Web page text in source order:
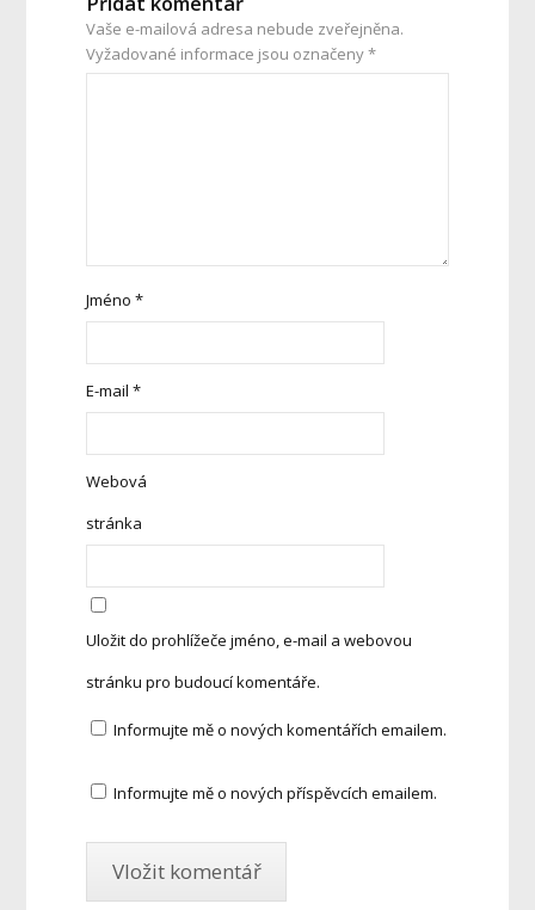
Vaše e-mailová adresa nebude zveřejněna.
Vyžadované informace jsou označeny*
Jméno*
E-mail*
Webová
stránka
Uložit do prohlížeče jméno, e-mail a webovou
stránku pro budoucí komentáře.
Informujte mě o nových komentářích emailem.
Informujte mě o nových příspěvcích emailem.